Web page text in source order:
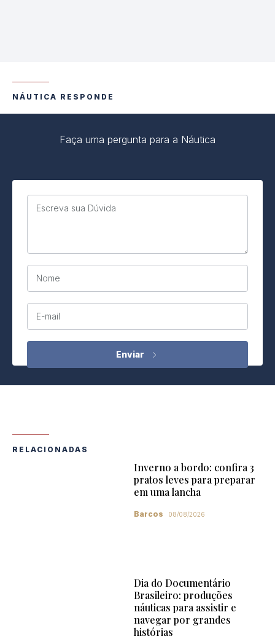
NÁUTICA RESPONDE
Faça uma pergunta para a Náutica
Escreva sua Dúvida
Nome
E-mail
RELACIONADAS
Inverno a bordo: confira 3
pratos leves para preparar
em uma lancha
Barcos 08/08/2026
Dia do Documentário
Brasileiro: produções
náuticas para assistir e
navegar por grandes
histórias